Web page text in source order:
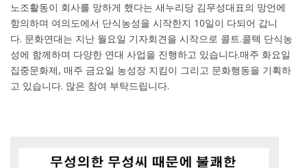
노조활동이 회사를 망하게 했다는 새누리당 김무성대표의 망언에
항의하며 여의도에서 단식농성을 시작한지 10일이 다되어 갑니
다. 문화연대는 지난 월요일 기자회견을 시작으로 콜트.콜텍 단식농
성에 함께하며 다양한 연대 사업을 진행하고 있습니다.매주 화요일
집중문화제, 매주 금요일 농성장 지킴이 그리고 문화행동을 기획하
고 있습니다. 많은 참여 부탁드립니다.